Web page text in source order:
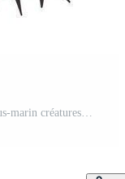
vecteur illustration ensemble de main tiré sous-marin créatures. ermite crabe, homard, coquillages, escargot, noix de coco crabe, mer tortue, mer étoile, cauris, chiton, nautile, fer à cheval Crabe Vecteur Pro